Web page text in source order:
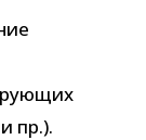
пр.).